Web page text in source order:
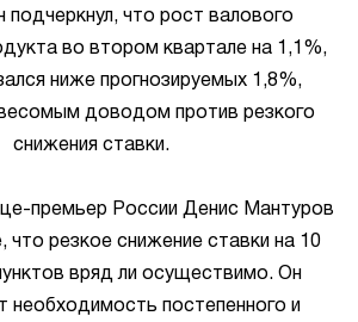
подчеркнул, что рост валового
во втором квартале на 1,1%,
ниже прогнозируемых 1,8%,
доводом против резкого
снижения ставки.
премьер России Денис Мантуров
что резкое снижение ставки на 10
вряд ли осуществимо. Он
необходимость постепенного и